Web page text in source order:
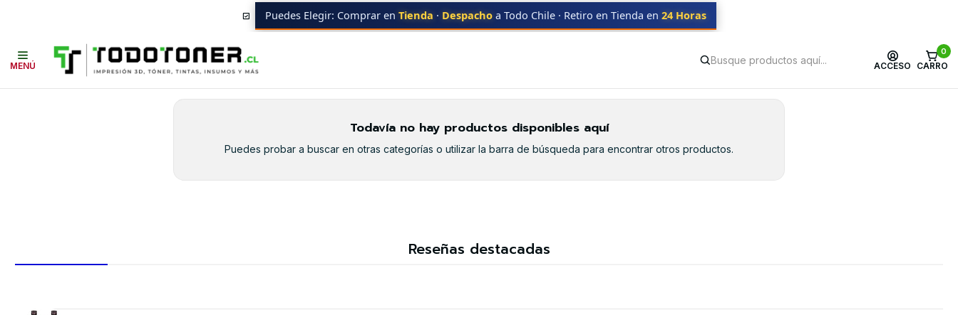
MENÚ ACCESO
0
CARRO
Puedes Elegir: Comprar en Tienda · Despacho a Todo Chile · Retiro en Tienda en 24 Horas
Equipos SAMSUNG SL-M2625
SL-M2625
Todavía no hay productos disponibles aquí
Puedes probar a buscar en otras categorías o utilizar la barra de búsqueda para encontrar otros productos.
Reseñas destacadas